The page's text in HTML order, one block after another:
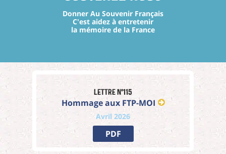
Donner Au Souvenir Français
C'est aidez à entretenir
la mémoire de la France
Lettre n°115
Hommage aux FTP-MOI
Avril 2026
PDF